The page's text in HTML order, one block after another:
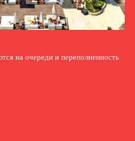
на очереди и переполненность